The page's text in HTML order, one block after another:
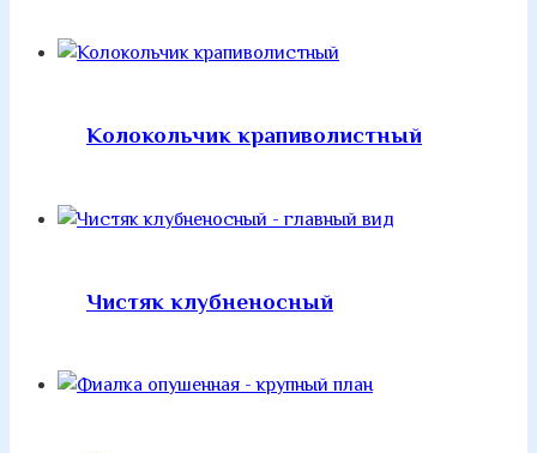
Колокольчик крапиволистный
Чистяк клубненосный